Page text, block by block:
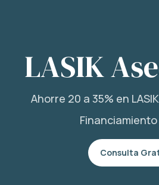
LASIK
Ahorre 20 a 35% en
Financiamiento
Consulta